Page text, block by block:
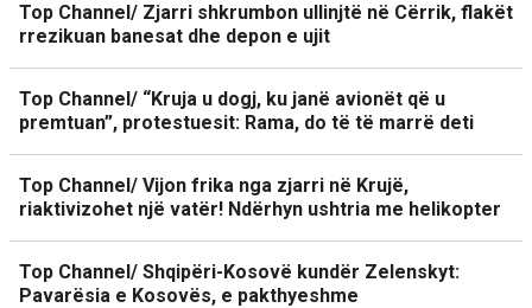
Top Channel/ Zjarri shkrumbon ullinjtë në Cërrik, flakët
rrezikuan banesat dhe depon e ujit
Top Channel/ “Kruja u dogj, ku janë avionët që u
premtuan”, protestuesit: Rama, do të të marrë deti
Top Channel/ Vijon frika nga zjarri në Krujë,
riaktivizohet një vatër! Ndërhyn ushtria me helikopter
Top Channel/ Shqipëri-Kosovë kundër Zelenskyt:
Pavarësia e Kosovës, e pakthyeshme